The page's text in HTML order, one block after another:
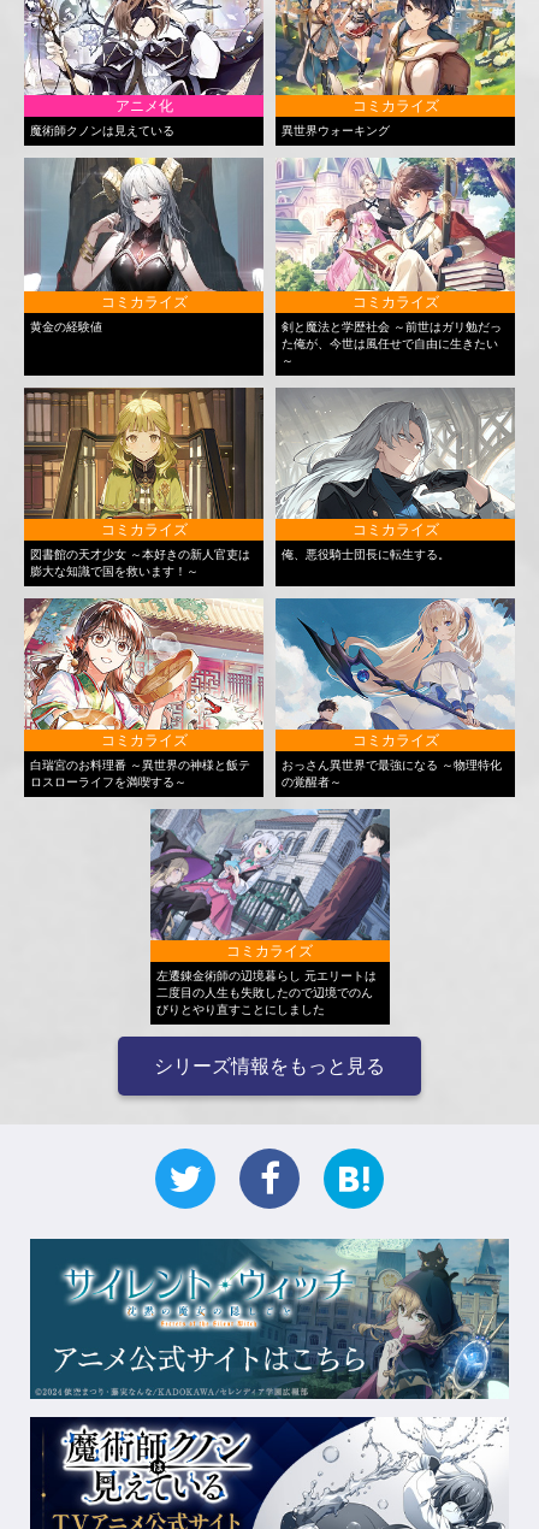
アニメ化
魔術師クノンは見えている
コミカライズ
異世界ウォーキング
コミカライズ
黄金の経験値
コミカライズ
剣と魔法と学歴社会 ～前世はガリ勉だっ
た俺が、今世は風任せで自由に生きたい
～
コミカライズ
図書館の天才少女 ～本好きの新人官吏は
膨大な知識で国を救います！～
コミカライズ
俺、悪役騎士団長に転生する。
コミカライズ
白瑞宮のお料理番 ～異世界の神様と飯テ
ロスローライフを満喫する～
コミカライズ
おっさん異世界で最強になる ～物理特化
の覚醒者～
コミカライズ
左遷錬金術師の辺境暮らし 元エリートは
二度目の人生も失敗したので辺境でのん
びりとやり直すことにしました
シリーズ情報をもっと見る